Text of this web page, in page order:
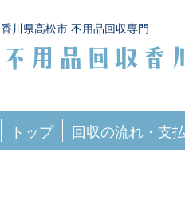
香川県高松市 不用品回収専門
不用品回収香
トップ 回収の流れ・支